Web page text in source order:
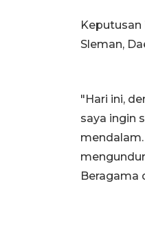
Sleman,
"Hari ini,
saya ingin
Beragama